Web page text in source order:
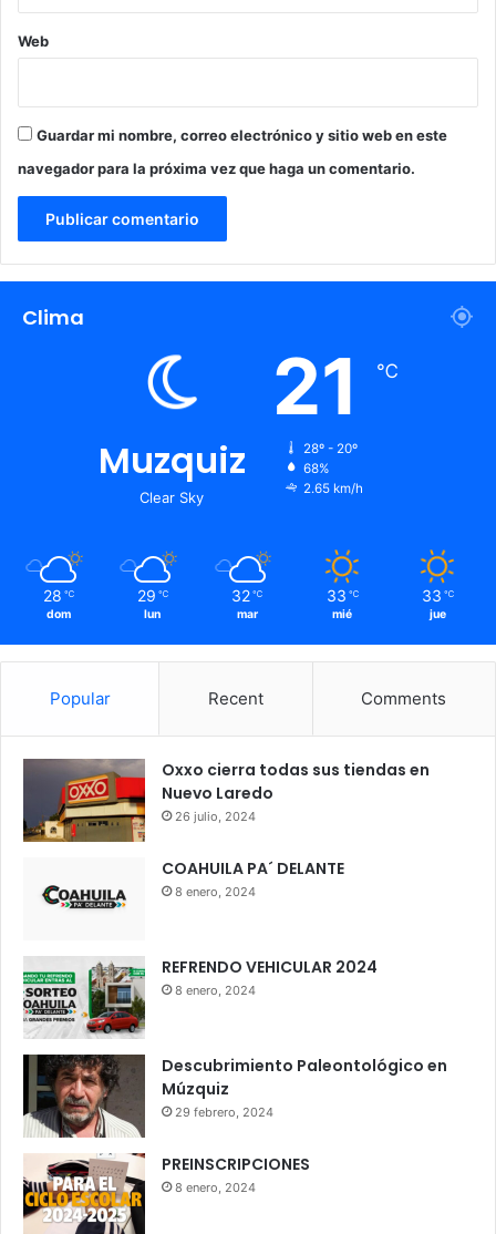
Web
Guardar mi nombre, correo electrónico y sitio web en este
navegador para la próxima vez que haga un comentario.
Clima
Muzquiz
Clear Sky
21 ℃
28º - 20º
68%
2.65 km/h
28 ℃
dom
29 ℃
lun
32 ℃
mar
33 ℃
mié
33 ℃
jue
Popular Recent Comments
Oxxo cierra todas sus tiendas en
Nuevo Laredo
26 julio, 2024
COAHUILA PA´ DELANTE
8 enero, 2024
REFRENDO VEHICULAR 2024
8 enero, 2024
Descubrimiento Paleontológico en
Múzquiz
29 febrero, 2024
PREINSCRIPCIONES
8 enero, 2024